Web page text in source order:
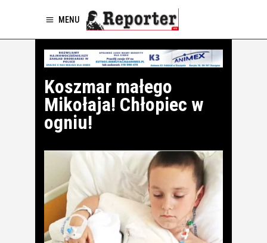
MENU
Koszmar małego
Mikołaja! Chłopiec w
ogniu!